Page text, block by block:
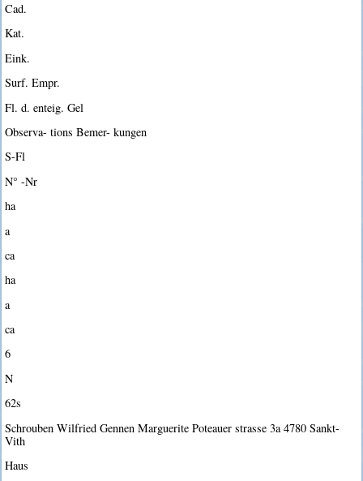
Cad.
Kat.
Eink.
Surf. Empr.
Fl. d. enteig. Gel
Observa- tions Bemer- kungen
S-Fl
N° -Nr
ha
a
ca
ha
a
ca
6
N
62s
Schrouben Wilfried Gennen Marguerite Poteauer strasse 3a 4780 Sankt-
Vith
Haus